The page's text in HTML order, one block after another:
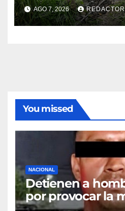
AGO 7, 2026
You missed
NACIONAL
Detienen a
por provocar la